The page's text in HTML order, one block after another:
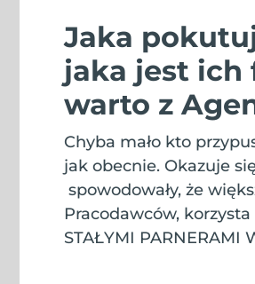
Jaka
jaka jest ich
warto z
Chyba mało kto
jak obecnie. Okazuje
spowodowały, że
Pracodawców, korzysta
STAŁYMI PARNERAMI